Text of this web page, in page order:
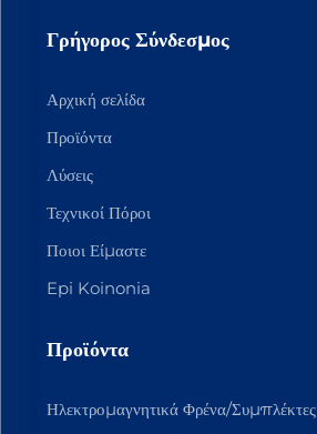
Γρήγορος Σύνδεσμος
Αρχική σελίδα
Προϊόντα
Λύσεις
Τεχνικοί Πόροι
Ποιοι Είμαστε
Epi Koinonia
Προϊόντα
Ηλεκτρομαγνητικά Φρένα/Συμπλέκτες